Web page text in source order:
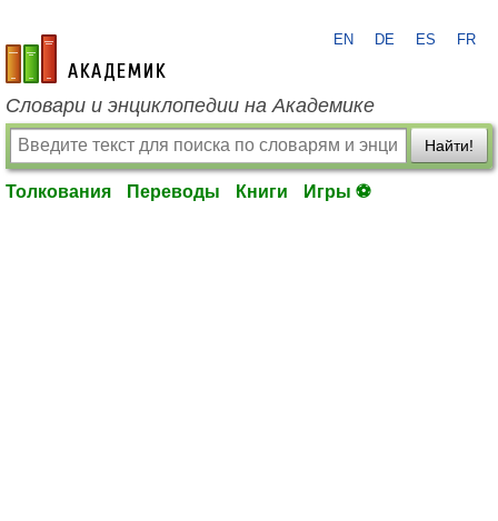
academic.ru
EN DE ES FR
Словари и энциклопедии на Академике
Найти!
Толкования Переводы Книги Игры ⚽